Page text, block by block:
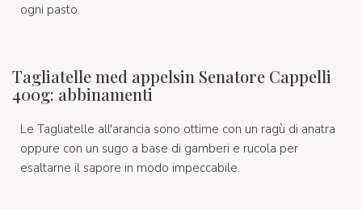
ogni pasto.
Tagliatelle med appelsin Senatore Cappelli
400g: abbinamenti
Le Tagliatelle all'arancia sono ottime con un ragù di anatra
oppure con un sugo a base di gamberi e rucola per
esaltarne il sapore in modo impeccabile.